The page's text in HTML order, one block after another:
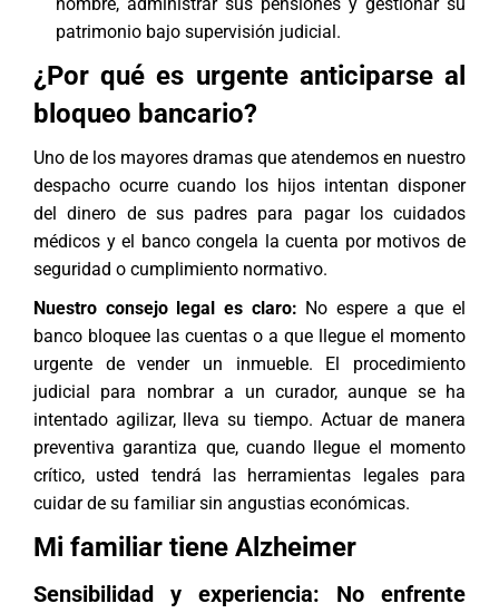
patrimonio bajo supervisión judicial.
¿Por qué es urgente anticiparse al
bloqueo bancario?
Uno de los mayores dramas que atendemos en nuestro
despacho ocurre cuando los hijos intentan disponer
del dinero de sus padres para pagar los cuidados
médicos y el banco congela la cuenta por motivos de
seguridad o cumplimiento normativo.
Nuestro consejo legal es claro: No espere a que el
banco bloquee las cuentas o a que llegue el momento
urgente de vender un inmueble. El procedimiento
judicial para nombrar a un curador, aunque se ha
intentado agilizar, lleva su tiempo. Actuar de manera
preventiva garantiza que, cuando llegue el momento
crítico, usted tendrá las herramientas legales para
cuidar de su familiar sin angustias económicas.
Mi familiar tiene Alzheimer
Sensibilidad y experiencia: No enfrente